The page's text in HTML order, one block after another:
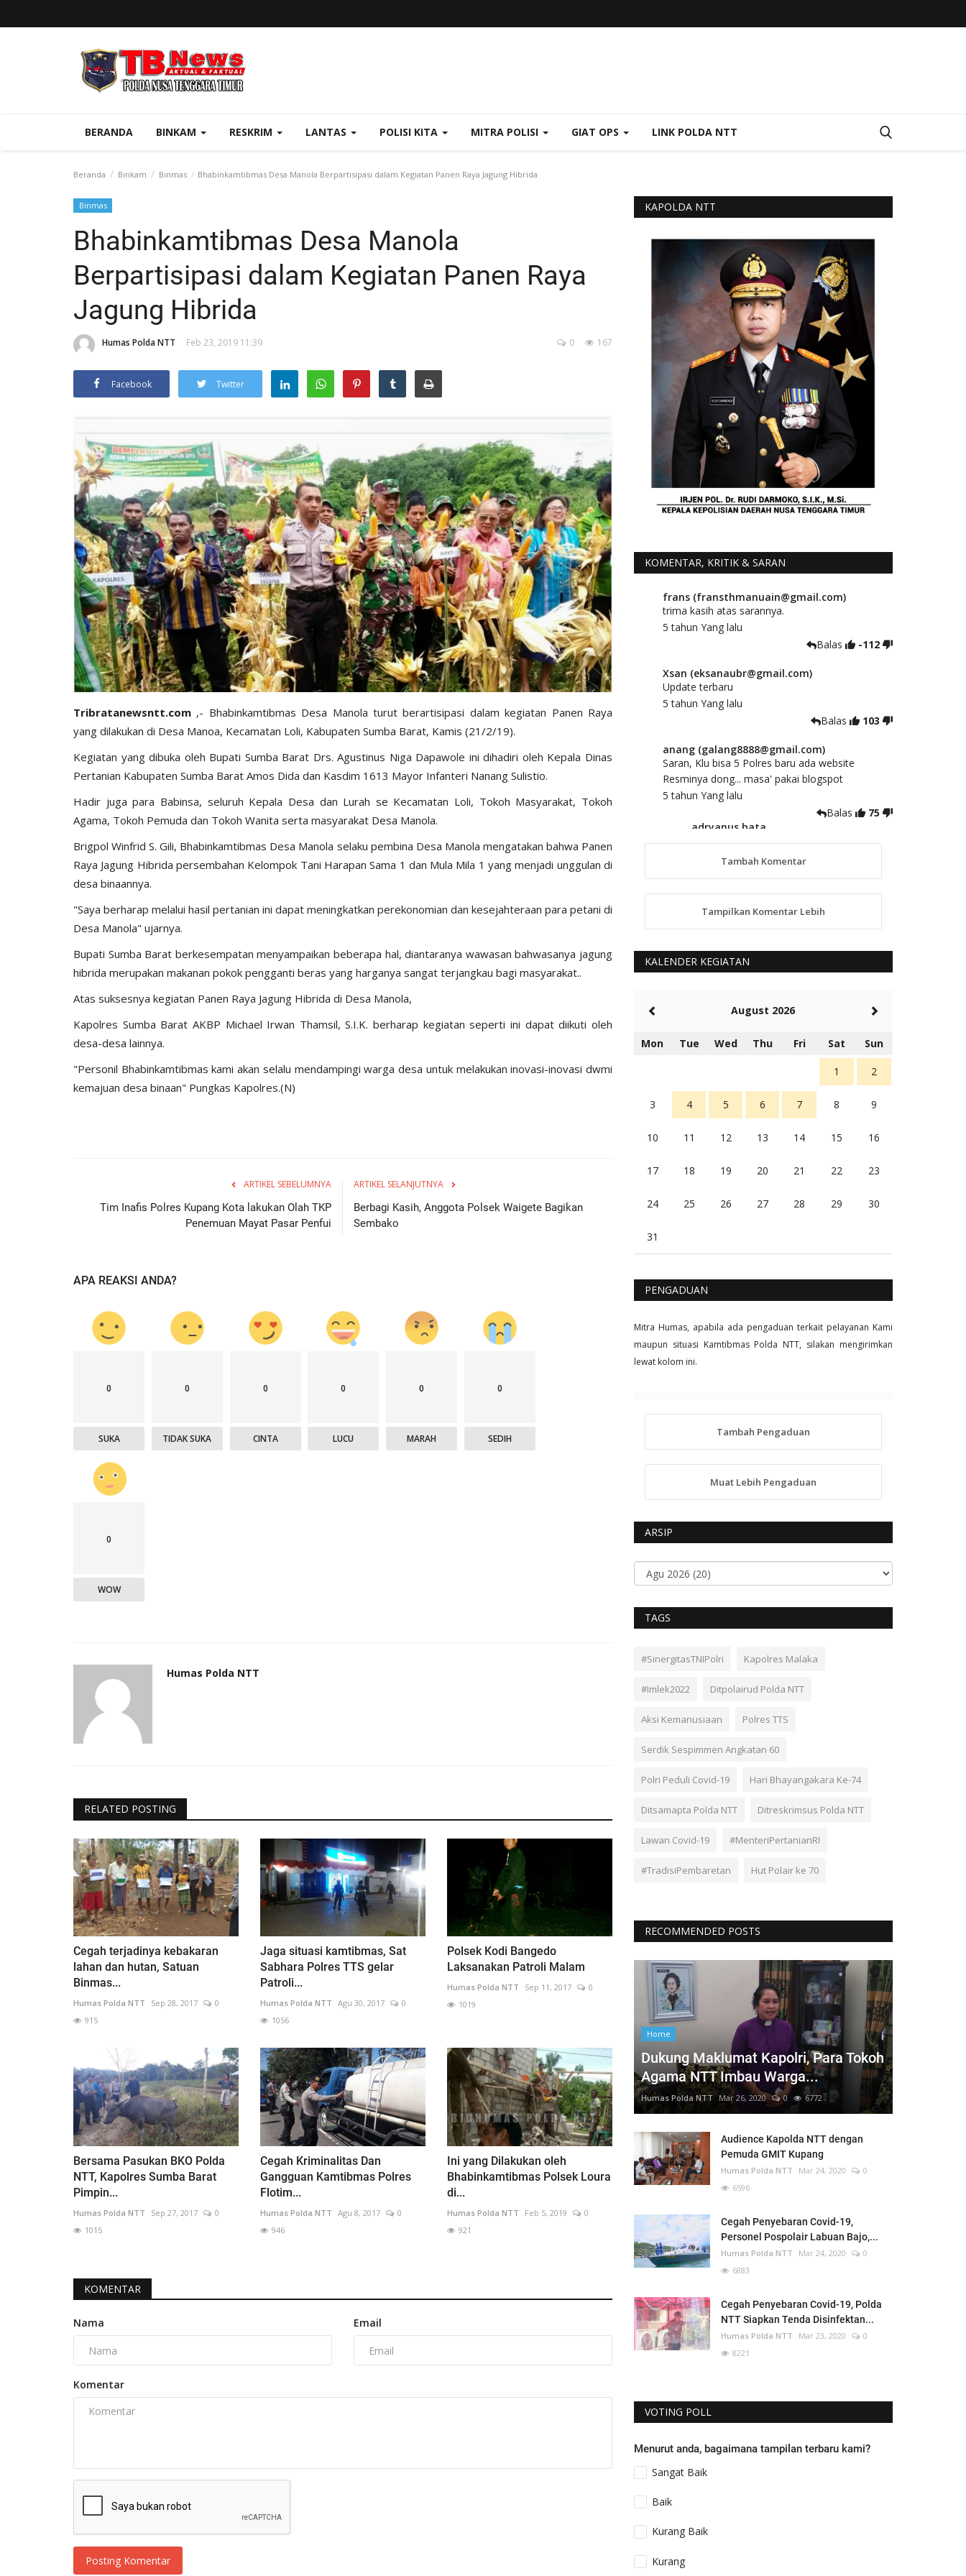
BERANDA BINKAM RESKRIM LANTAS POLISI KITA MITRA POLISI GIAT OPS LINK POLDA NTT
Beranda Binkam Binmas Bhabinkamtibmas Desa Manola Berpartisipasi dalam Kegiatan Panen Raya Jagung Hibrida
Binmas
Bhabinkamtibmas Desa Manola
Berpartisipasi dalam Kegiatan Panen Raya
Jagung Hibrida
Humas Polda NTT Feb 23, 2019 11:39 167
0
Facebook Twitter
Tribratanewsntt.com ,- Bhabinkamtibmas Desa Manola turut berartisipasi dalam kegiatan Panen Raya
yang dilakukan di Desa Manoa, Kecamatan Loli, Kabupaten Sumba Barat, Kamis (21/2/19).
Kegiatan yang dibuka oleh Bupati Sumba Barat Drs. Agustinus Niga Dapawole ini dihadiri oleh Kepala Dinas
Pertanian Kabupaten Sumba Barat Amos Dida dan Kasdim 1613 Mayor Infanteri Nanang Sulistio.
Hadir juga para Babinsa, seluruh Kepala Desa dan Lurah se Kecamatan Loli, Tokoh Masyarakat, Tokoh
Agama, Tokoh Pemuda dan Tokoh Wanita serta masyarakat Desa Manola.
Brigpol Winfrid S. Gili, Bhabinkamtibmas Desa Manola selaku pembina Desa Manola mengatakan bahwa Panen
Raya Jagung Hibrida persembahan Kelompok Tani Harapan Sama 1 dan Mula Mila 1 yang menjadi unggulan di
desa binaannya.
"Saya berharap melalui hasil pertanian ini dapat meningkatkan perekonomian dan kesejahteraan para petani di
Desa Manola" ujarnya.
Bupati Sumba Barat berkesempatan menyampaikan beberapa hal, diantaranya wawasan bahwasanya jagung
hibrida merupakan makanan pokok pengganti beras yang harganya sangat terjangkau bagi masyarakat..
Atas suksesnya kegiatan Panen Raya Jagung Hibrida di Desa Manola,
Kapolres Sumba Barat AKBP Michael Irwan Thamsil, S.I.K. berharap kegiatan seperti ini dapat diikuti oleh
desa-desa lainnya.
"Personil Bhabinkamtibmas kami akan selalu mendampingi warga desa untuk melakukan inovasi-inovasi dwmi
kemajuan desa binaan" Pungkas Kapolres.(N)
ARTIKEL SEBELUMNYA
Tim Inafis Polres Kupang Kota lakukan Olah TKP
Penemuan Mayat Pasar Penfui
ARTIKEL SELANJUTNYA
Berbagi Kasih, Anggota Polsek Waigete Bagikan
Sembako
APA REAKSI ANDA?
0
SUKA
0
TIDAK SUKA
0
CINTA
0
LUCU
0
MARAH
0
SEDIH
0
WOW
Humas Polda NTT
RELATED POSTING
Cegah terjadinya kebakaran
lahan dan hutan, Satuan
Binmas...
Humas Polda NTT Sep 28, 2017
0
915
Jaga situasi kamtibmas, Sat
Sabhara Polres TTS gelar
Patroli...
Humas Polda NTT Agu 30, 2017
0
1056
Polsek Kodi Bangedo
Laksanakan Patroli Malam
Humas Polda NTT Sep 11, 2017
0
1019
Bersama Pasukan BKO Polda
NTT, Kapolres Sumba Barat
Pimpin...
Humas Polda NTT Sep 27, 2017
0
1015
Cegah Kriminalitas Dan
Gangguan Kamtibmas Polres
Flotim...
Humas Polda NTT Agu 8, 2017
0
946
Ini yang Dilakukan oleh
Bhabinkamtibmas Polsek Loura
di...
Humas Polda NTT Feb 5, 2019
0
921
KOMENTAR
Nama Email
Komentar
Posting Komentar
KAPOLDA NTT
KOMENTAR, KRITIK & SARAN
frans (fransthmanuain@gmail.com)
trima kasih atas sarannya.
5 tahun Yang lalu
Balas
-112
Xsan (eksanaubr@gmail.com)
Update terbaru
5 tahun Yang lalu
Balas
103
anang (galang8888@gmail.com)
Saran, Klu bisa 5 Polres baru ada website
Resminya dong... masa' pakai blogspot
5 tahun Yang lalu
Balas
75
adryanus bata
kami tindaklanjuti
5 tahun Yang lalu
88
anggy (anakkaos@gmail.com)
Sumba Barat Aman, Trmksih Pak Polisi
5 tahun Yang lalu
Rambu (rambu03@gmail.com)
5 tahun Yang lalu
Balas
16
Tambah Komentar
Tampilkan Komentar Lebih
KALENDER KEGIATAN
August 2026
Mon Tue Wed Thu Fri Sat Sun
1 2
3 4 5 6 7 8 9
10 11 12 13 14 15 16
17 18 19 20 21 22 23
24 25 26 27 28 29 30
31
PENGADUAN
Mitra Humas, apabila ada pengaduan terkait pelayanan Kami
maupun situasi Kamtibmas Polda NTT, silakan mengirimkan
lewat kolom ini.
Tambah Pengaduan
Muat Lebih Pengaduan
ARSIP
TAGS
#SinergitasTNIPolri Kapolres Malaka
#Imlek2022 Ditpolairud Polda NTT
Aksi Kemanusiaan Polres TTS
Serdik Sespimmen Angkatan 60
Polri Peduli Covid-19 Hari Bhayangakara Ke-74
Ditsamapta Polda NTT Ditreskrimsus Polda NTT
Lawan Covid-19 #MenteriPertanianRI
#TradisiPembaretan Hut Polair ke 70
RECOMMENDED POSTS
Home
Dukung Maklumat Kapolri, Para Tokoh
Agama NTT Imbau Warga...
Humas Polda NTT Mar 26, 2020 0 6772
Audience Kapolda NTT dengan
Pemuda GMIT Kupang
Humas Polda NTT Mar 24, 2020
0
6596
Cegah Penyebaran Covid-19,
Personel Pospolair Labuan Bajo,...
Humas Polda NTT Mar 24, 2020
0
6883
Cegah Penyebaran Covid-19, Polda
NTT Siapkan Tenda Disinfektan...
Humas Polda NTT Mar 23, 2020
0
8221
VOTING POLL
Menurut anda, bagaimana tampilan terbaru kami?
Sangat Baik
Baik
Kurang Baik
Kurang